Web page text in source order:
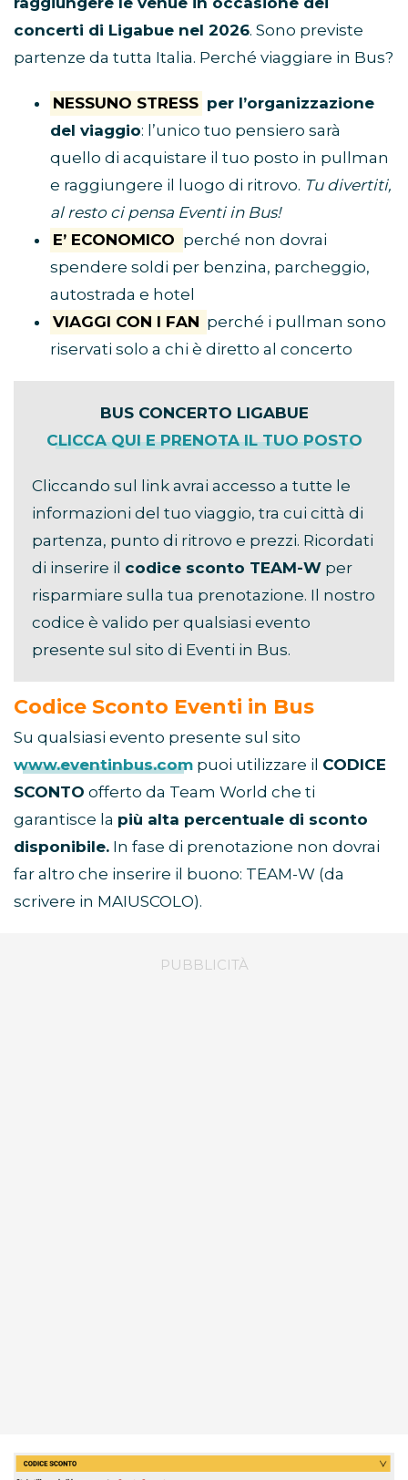
concerti di Ligabue nel 2026. Sono previste
partenze da tutta Italia. Perché viaggiare in Bus?
NESSUNO STRESS per l’organizzazione
del viaggio: l’unico tuo pensiero sarà
quello di acquistare il tuo posto in pullman
e raggiungere il luogo di ritrovo. Tu divertiti,
al resto ci pensa Eventi in Bus!
E’ ECONOMICO perché non dovrai
spendere soldi per benzina, parcheggio,
autostrada e hotel
VIAGGI CON I FAN perché i pullman sono
riservati solo a chi è diretto al concerto
BUS CONCERTO LIGABUE
CLICCA QUI E PRENOTA IL TUO POSTO
Cliccando sul link avrai accesso a tutte le
informazioni del tuo viaggio, tra cui città di
partenza, punto di ritrovo e prezzi. Ricordati
di inserire il codice sconto TEAM-W per
risparmiare sulla tua prenotazione. Il nostro
codice è valido per qualsiasi evento
presente sul sito di Eventi in Bus.
Codice Sconto Eventi in Bus
Su qualsiasi evento presente sul sito
www.eventinbus.com puoi utilizzare il CODICE
SCONTO offerto da Team World che ti
garantisce la più alta percentuale di sconto
disponibile. In fase di prenotazione non dovrai
far altro che inserire il buono: TEAM-W (da
scrivere in MAIUSCOLO).